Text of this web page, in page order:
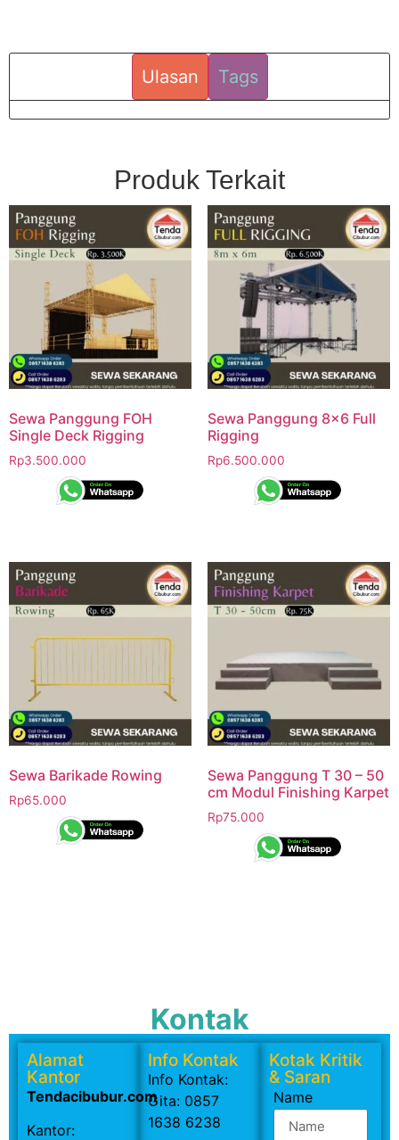
Ulasan Tags
Produk Terkait
Sewa Panggung FOH
Single Deck Rigging
Rp3.500.000
Sewa Panggung 8×6 Full
Rigging
Rp6.500.000
Sewa Barikade Rowing
Rp65.000
Sewa Panggung T 30 – 50
cm Modul Finishing Karpet
Rp75.000
Kontak
Alamat
Kantor
Tendacibubur.com
Kantor:
Info Kontak
Info Kontak:
Gita: 0857
1638 6238
Kotak Kritik
& Saran
Name